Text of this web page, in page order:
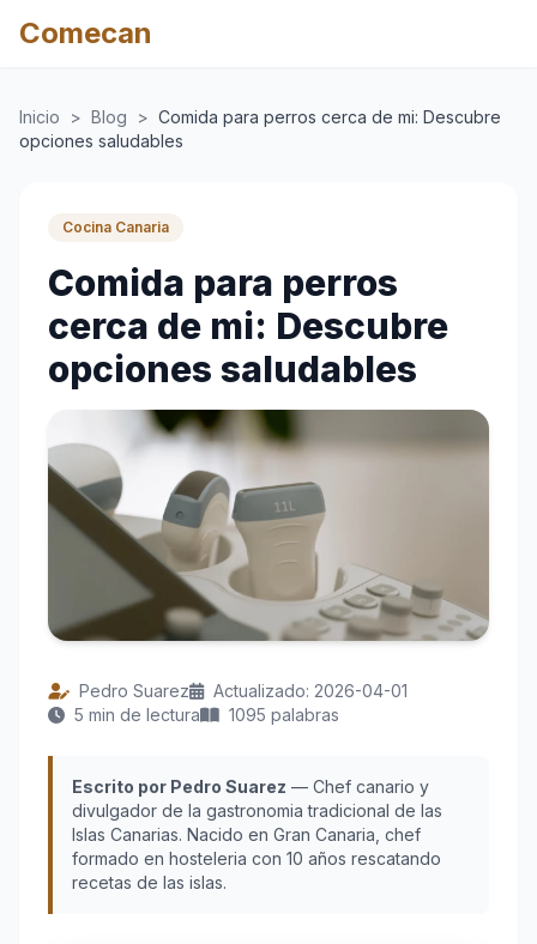
Comecan
Inicio > Blog > Comida para perros cerca de mi: Descubre
opciones saludables
Cocina Canaria
Comida para perros
cerca de mi: Descubre
opciones saludables
Pedro Suarez
Actualizado: 2026-04-01
5 min de lectura
1095 palabras
Escrito por Pedro Suarez — Chef canario y
divulgador de la gastronomia tradicional de las
Islas Canarias. Nacido en Gran Canaria, chef
formado en hosteleria con 10 años rescatando
recetas de las islas.